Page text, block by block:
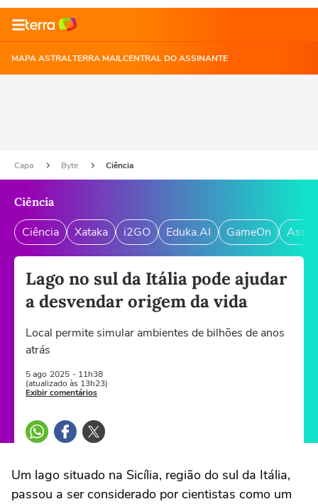
MAPA ASTRALTERRA MAILCENTRAL DO ASSINANTE
Capa Byte Ciência
Ciência
Ciência Xataka i2GO Eduka.AI GameOn
Lago no sul da Itália pode ajudar
a desvendar origem da vida
Local permite simular ambientes de bilhões de anos
atrás
5 ago 2025 - 11h38
(atualizado às 13h23)
Exibir comentários
Um lago situado na Sicília, região do sul da Itália,
passou a ser considerado por cientistas como um